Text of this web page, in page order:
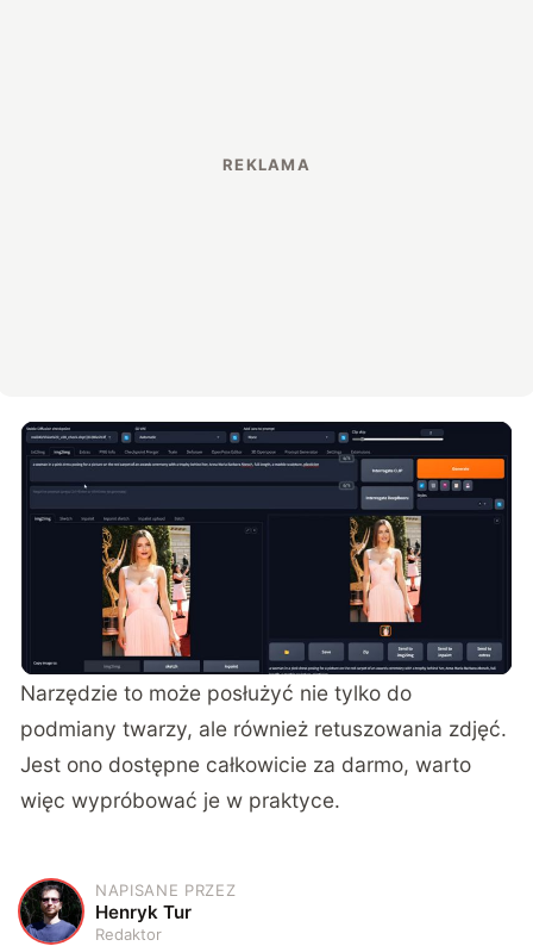
Narzędzie to może posłużyć nie tylko do
podmiany twarzy, ale również retuszowania zdjęć.
Jest ono dostępne całkowicie za darmo, warto
więc wypróbować je w praktyce.
H
NAPISANE PRZEZ
Henryk Tur
Redaktor